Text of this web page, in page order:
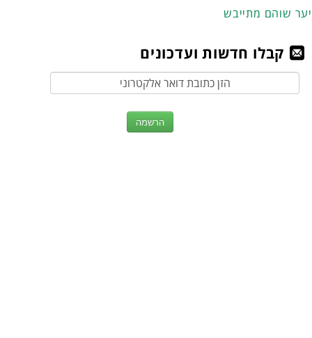
יער שוהם מתייבש
קבלו חדשות ועדכונים